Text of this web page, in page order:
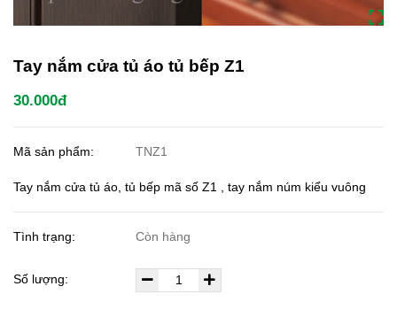
Tay nắm cửa tủ áo tủ bếp Z1
30.000đ
Mã sản phẩm: TNZ1
Tay nắm cửa tủ áo, tủ bếp mã số Z1 , tay nắm núm kiểu vuông
Tình trạng: Còn hàng
Số lượng: